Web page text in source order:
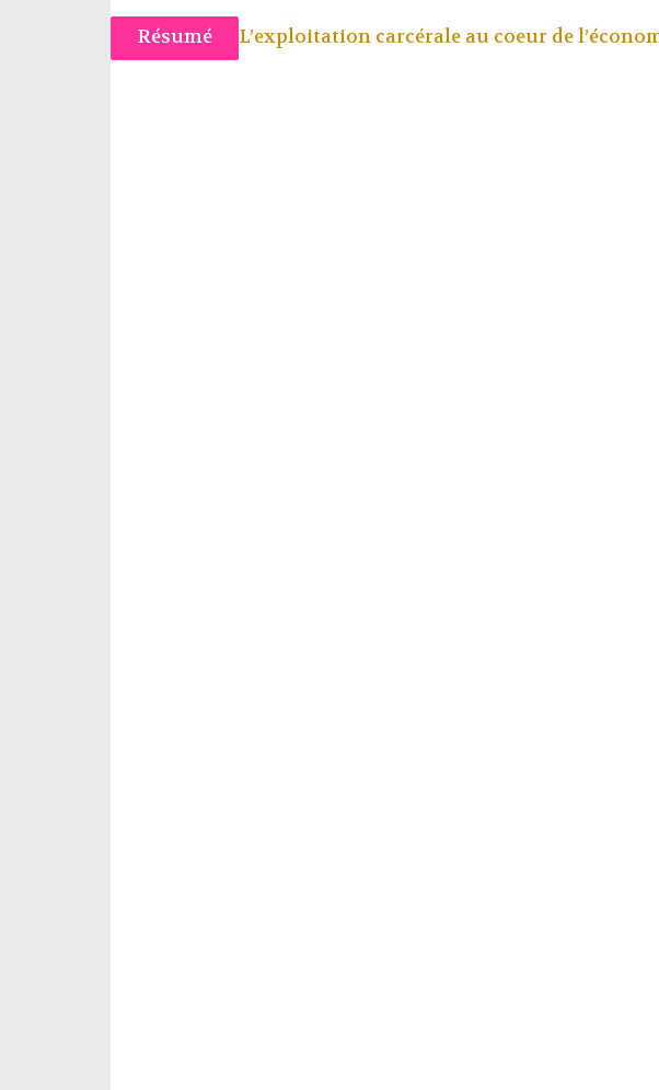
Résumé L’exploitation carcérale au coeur de